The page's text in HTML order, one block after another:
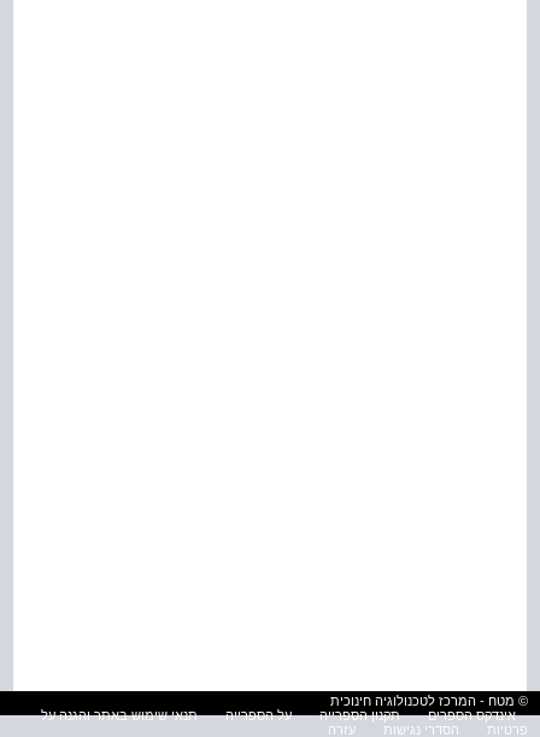
© מטח - המרכז לטכנולוגיה חינוכית
אינדקס הספרים
תקנון הספרייה על הספרייה
תנאי שימוש באתר והגנה על
פרטיות
הסדרי נגישות עזרה